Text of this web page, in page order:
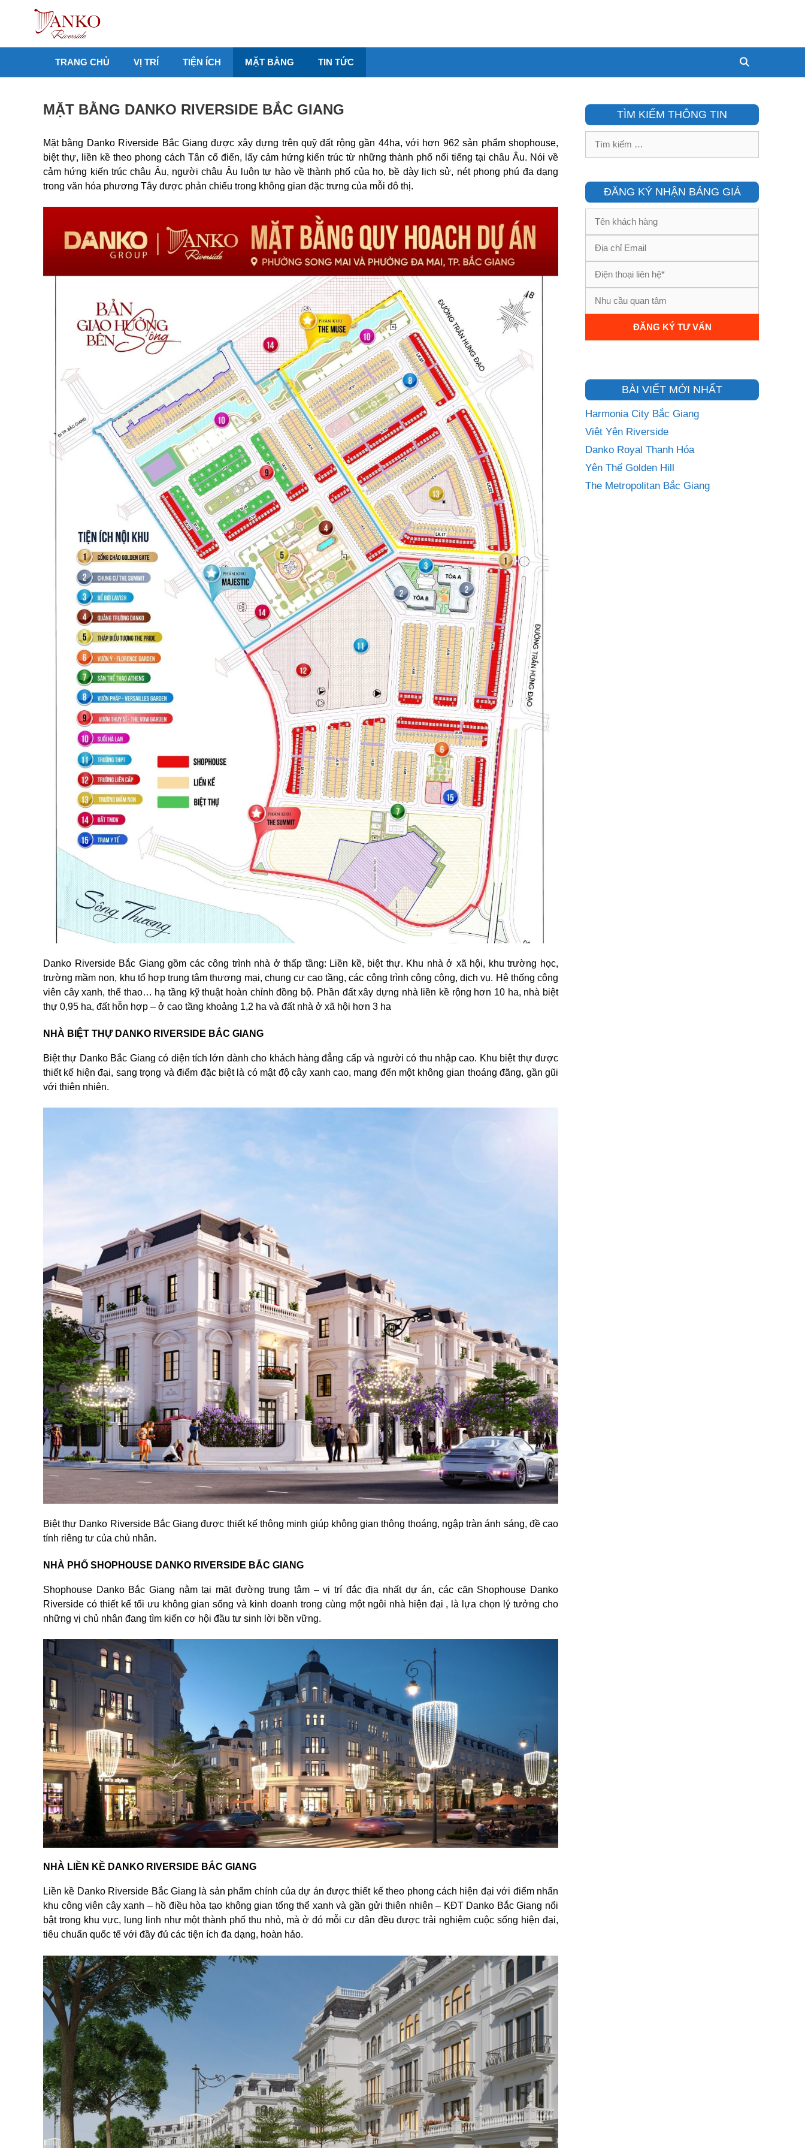
dung
TRANG CHỦ
VỊ TRÍ TIỆN ÍCH MẶT BẰNG TIN TỨC
MẶT BẰNG DANKO RIVERSIDE BẮC GIANG
Mặt bằng Danko Riverside Bắc Giang được xây dựng trên quỹ đất rộng gần 44ha, với hơn 962 sản phẩm shophouse,
biệt thự, liền kề theo phong cách Tân cổ điển, lấy cảm hứng kiến trúc từ những thành phố nổi tiếng tại châu Âu. Nói về
cảm hứng kiến trúc châu Âu, người châu Âu luôn tự hào về thành phố của họ, bề dày lịch sử, nét phong phú đa dạng
trong văn hóa phương Tây được phản chiếu trong không gian đặc trưng của mỗi đô thị.
Danko Riverside Bắc Giang gồm các công trình nhà ở thấp tầng: Liền kề, biệt thự. Khu nhà ở xã hội, khu trường học,
trường mầm non, khu tổ hợp trung tâm thương mại, chung cư cao tầng, các công trình công cộng, dịch vụ. Hệ thống công
viên cây xanh, thể thao… hạ tầng kỹ thuật hoàn chỉnh đồng bộ. Phần đất xây dựng nhà liền kề rộng hơn 10 ha, nhà biệt
thự 0,95 ha, đất hỗn hợp – ở cao tầng khoảng 1,2 ha và đất nhà ở xã hội hơn 3 ha
NHÀ BIỆT THỰ DANKO RIVERSIDE BẮC GIANG
Biệt thự Danko Bắc Giang có diện tích lớn dành cho khách hàng đẳng cấp và người có thu nhập cao. Khu biệt thự được
thiết kế hiện đại, sang trọng và điểm đặc biệt là có mật độ cây xanh cao, mang đến một không gian thoáng đãng, gần gũi
với thiên nhiên.
Biệt thự Danko Riverside Bắc Giang được thiết kế thông minh giúp không gian thông thoáng, ngập tràn ánh sáng, đề cao
tính riêng tư của chủ nhân.
NHÀ PHỐ SHOPHOUSE DANKO RIVERSIDE BẮC GIANG
Shophouse Danko Bắc Giang nằm tại mặt đường trung tâm – vị trí đắc địa nhất dự án, các căn Shophouse Danko
Riverside có thiết kế tối ưu không gian sống và kinh doanh trong cùng một ngôi nhà hiện đại , là lựa chọn lý tưởng cho
những vị chủ nhân đang tìm kiến cơ hội đầu tư sinh lời bền vững.
NHÀ LIỀN KỀ DANKO RIVERSIDE BẮC GIANG
Liền kề Danko Riverside Bắc Giang là sản phẩm chính của dự án được thiết kế theo phong cách hiện đại với điểm nhấn
khu công viên cây xanh – hồ điều hòa tạo không gian tổng thể xanh và gần gửi thiên nhiên – KĐT Danko Bắc Giang nổi
bật trong khu vực, lung linh như một thành phố thu nhỏ, mà ở đó mỗi cư dân đều được trải nghiệm cuộc sống hiện đại,
tiêu chuẩn quốc tế với đầy đủ các tiện ích đa dạng, hoàn hảo.
TÌM KIẾM THÔNG TIN
Tìm
ĐĂNG KÝ NHẬN BẢNG GIÁ
BÀI VIẾT MỚI NHẤT
Harmonia City Bắc Giang
Việt Yên Riverside
Danko Royal Thanh Hóa
Yên Thế Golden Hill
The Metropolitan Bắc Giang